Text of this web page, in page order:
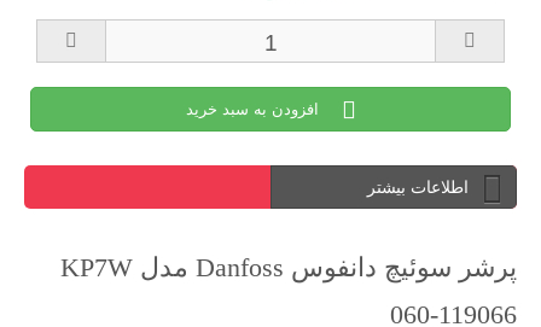
افزودن به سبد خرید
اطلاعات بیشتر
پرشر سوئیچ دانفوس Danfoss مدل KP7W
060-119066